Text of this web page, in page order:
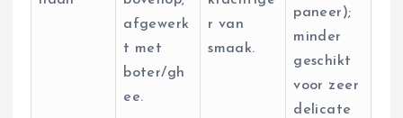
afgewerk
t met
boter/gh
ee.
r van
smaak.
paneer);
minder
geschikt
voor zeer
delicate